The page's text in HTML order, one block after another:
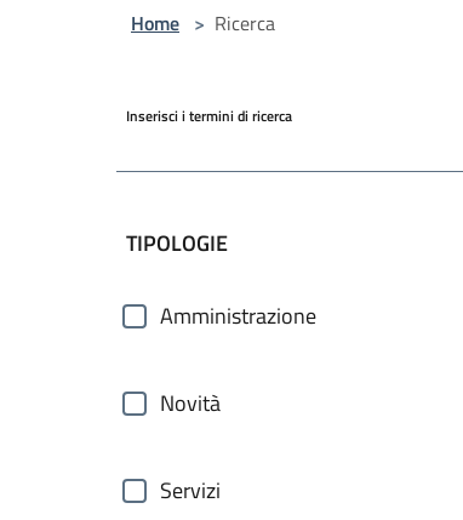
Home > Ricerca
Inserisci i termini di ricerca
filtri da applicare
TIPOLOGIE
Amministrazione
Novità
Servizi